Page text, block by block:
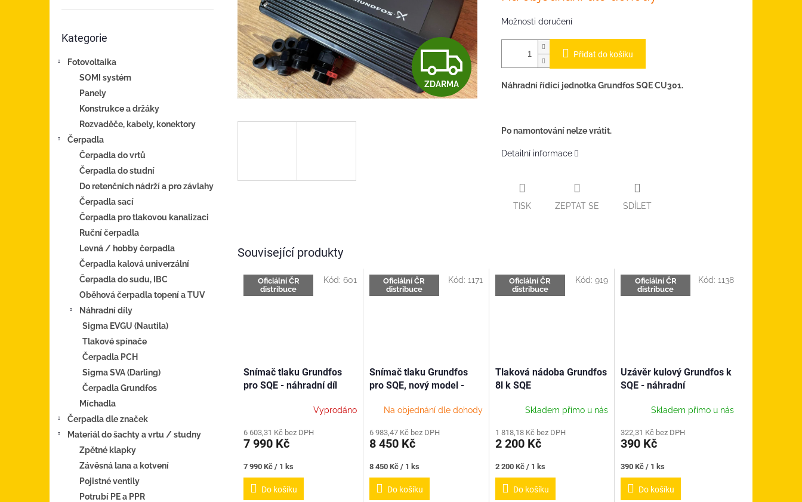
kategorie
Kategorie
Fotovoltaika
SOMI systém
Panely
Konstrukce a držáky
Rozvaděče, kabely, konektory
Čerpadla
Čerpadla do vrtů
Čerpadla do studní
Do retenčních nádrží a pro závlahy
Čerpadla sací
Čerpadla pro tlakovou kanalizaci
Ruční čerpadla
Levná / hobby čerpadla
Čerpadla kalová univerzální
Čerpadla do sudu, IBC
Oběhová čerpadla topení a TUV
Náhradní díly
Sigma EVGU (Nautila)
Tlakové spínače
Čerpadla PCH
Sigma SVA (Darling)
Čerpadla Grundfos
Míchadla
Čerpadla dle značek
Materiál do šachty a vrtu / studny
Zpětné klapky
Závěsná lana a kotvení
Pojistné ventily
Potrubí PE a PPR
Z
D
A
ZDARMA
Možnosti doručení
Přidat do košíku
Náhradní řídící jednotka Grundfos SQE CU301.
Po namontování nelze vrátit.
Detailní informace
TISK ZEPTAT SE SDÍLET
Související produkty
Oficiální ČR
distribuce
Snímač tlaku Grundfos
pro SQE - náhradní díl
Vyprodáno
6 603,31 Kč bez DPH
7 990 Kč
Měrná
cena:
7 990 Kč / 1 ks
Do košíku
Kód: 601
Oficiální ČR
distribuce
Snímač tlaku Grundfos
pro SQE, nový model -
Na objednání dle dohody
6 983,47 Kč bez DPH
8 450 Kč
Měrná
cena:
8 450 Kč / 1 ks
Do košíku
Kód: 1171
Oficiální ČR
distribuce
Tlaková nádoba Grundfos
8l k SQE
Skladem přímo u nás
1 818,18 Kč bez DPH
2 200 Kč
Měrná
cena:
2 200 Kč / 1 ks
Do košíku
Kód:919
Oficiální ČR
distribuce
Uzávěr kulový Grundfos k
SQE - náhradní
Skladem přímo u nás
322,31 Kč bez DPH
390 Kč
Měrná
cena:
390 Kč / 1 ks
Do košíku
Kód: 1138